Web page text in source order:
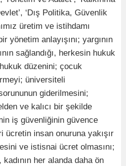
‘Dış Politika, Güvenlik
üretim ve istihdamı
yönetim anlayışını; yargının
sağlandığı, herkesin hukuk
düzenini; çocuk
üniversiteli
giderilmesini;
ve kalıcı bir şekilde
iş güvenliğinin güvence
ücretin insan onuruna yakışır
ve istisnai ücret olmasını;
her alanda daha ön